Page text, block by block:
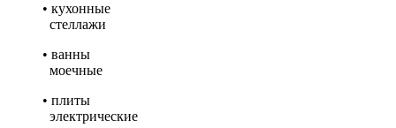
• кухонные
стеллажи
• ванны
моечные
• плиты
электрические